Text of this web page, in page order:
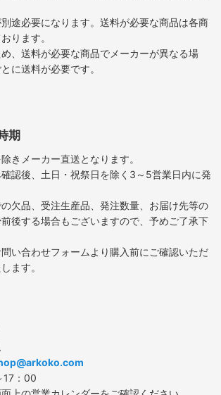
途必要になります。送料が必要な商品は各商
ります。
、送料が必要な商品でメーカーが異なる場
に送料が必要です。
期
きメーカー直送となります。
認後、土日・祝祭日を除く3～5営業日内に発
欠品、受注生産品、発注数量、お届け先等の
後する場合もございますので、予めご了承下
い合わせフォームより購入前にご確認いただ
ます。
17：00